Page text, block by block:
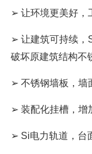
➢ 让环境更美好，
➢ 让建筑可持续，
破坏原建筑结构不
➢ 不锈钢墙板，墙
➢ 装配化挂槽，增
➢ Si电力轨道，台